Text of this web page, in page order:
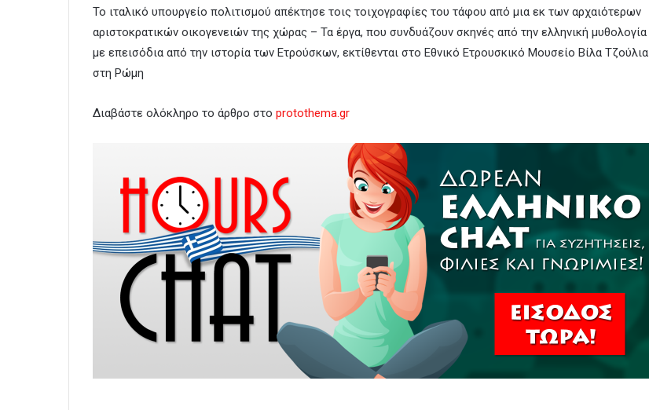
Το ιταλικό υπουργείο πολιτισμού απέκτησε τοις τοιχογραφίες του τάφου από μια εκ των αρχαιότερων
αριστοκρατικών οικογενειών της χώρας – Τα έργα, που συνδυάζουν σκηνές από την ελληνική μυθολογία
με επεισόδια από την ιστορία των Ετρούσκων, εκτίθενται στο Εθνικό Ετρουσκικό Μουσείο Βίλα Τζούλια
στη Ρώμη
Διαβάστε ολόκληρο το άρθρο στο protothema.gr